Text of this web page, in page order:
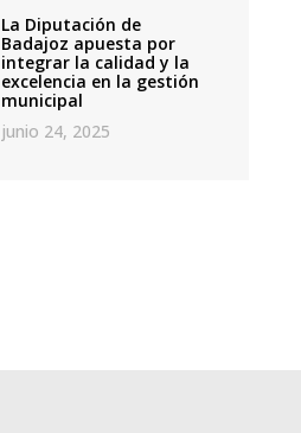
La Diputación de
Badajoz apuesta por
integrar la calidad y la
excelencia en la gestión
municipal
junio 24, 2025